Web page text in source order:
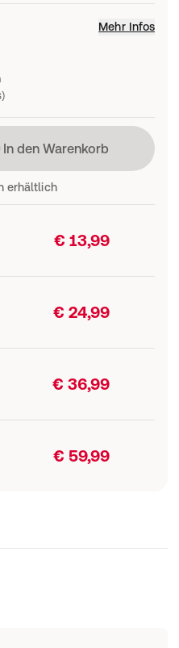
Mehr Infos
In den Warenkorb
erhältlich
€ 13,99
€ 24,99
€ 36,99
€ 59,99